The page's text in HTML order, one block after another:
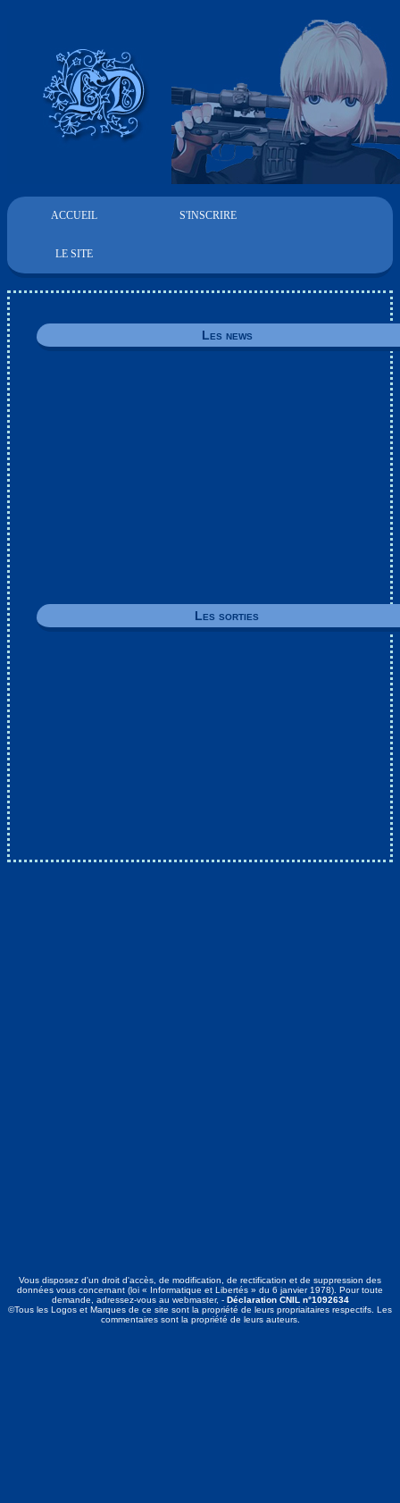
ACCUEIL S'INSCRIRE
LE SITE
Les news
Les sorties
Vous disposez d'un droit d'accès, de modification, de rectification et de suppression des
données vous concernant (loi « Informatique et Libertés » du 6 janvier 1978). Pour toute
demande, adressez-vous au webmaster, - Déclaration CNIL n°1092634
©Tous les Logos et Marques de ce site sont la propriété de leurs propriaitaires respectifs. Les
commentaires sont la propriété de leurs auteurs.